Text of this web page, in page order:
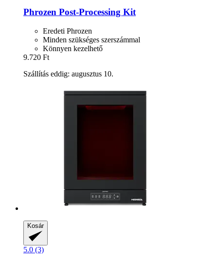
Phrozen Post-​Processing Kit
Eredeti Phrozen
Minden szükséges szerszámmal
Könnyen kezelhető
9.720 Ft
Szállítás eddig: augusztus 10.
Kosár
5.0 (3)